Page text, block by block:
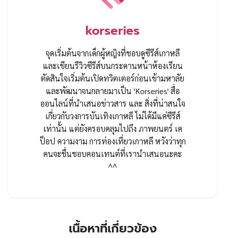
korseries
จุดเริ่มต้นจากเด็กผู้หญิงที่ชอบดูซีรีส์เกาหลี
และเขียนรีวิวซีรีส์บนกระดานหน้าห้องเรียน
ตัดสินใจเริ่มต้นเปิดทวิตเตอร์ก่อนเข้ามหาลัย
และพัฒนาจนกลายมาเป็น 'Korseries' สื่อ
ออนไลน์ที่นำเสนอข่าวสาร และ สิ่งที่น่าสนใจ
เกี่ยวกับวงการบันเทิงเกาหลี ไม่ได้มีแค่ซีรีส์
เท่านั้น แต่ยังครอบคลุมไปถึง ภาพยนตร์ เค
ป็อป ความงาม การท่องเที่ยวเกาหลี หวังว่าทุก
คนจะชื่นชอบคอนเทนต์ที่เรานำเสนอนะคะ
^^
เนื้อหาที่เกี่ยวข้อง